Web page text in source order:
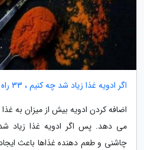
اگر ادویه غذا زیاد شد چه کنیم ، 33 راه حل فوری برطرف ادویه زیاد غذا
اضافه کردن ادویه بیش از میزان به
می دهد. پس اگر ادویه غذا زیاد
چاشنی و طعم دهنده غذاها باعث